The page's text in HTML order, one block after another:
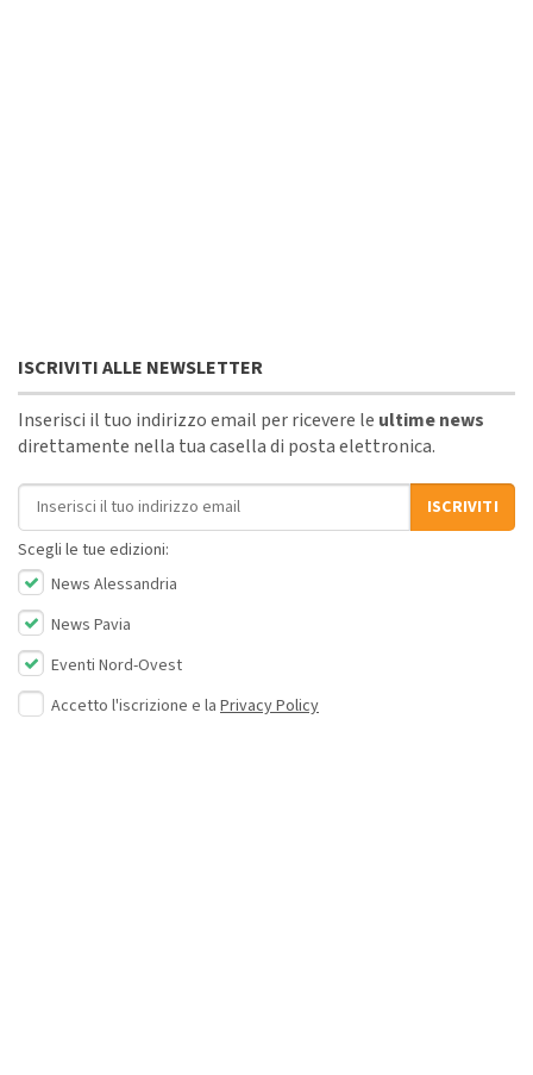
ISCRIVITI ALLE NEWSLETTER
Inserisci il tuo indirizzo email per ricevere le ultime news
direttamente nella tua casella di posta elettronica.
Indirizzo email
ISCRIVITI
Scegli le tue edizioni:
News Alessandria
News Pavia
Eventi Nord-Ovest
Accetto l'iscrizione e la Privacy Policy